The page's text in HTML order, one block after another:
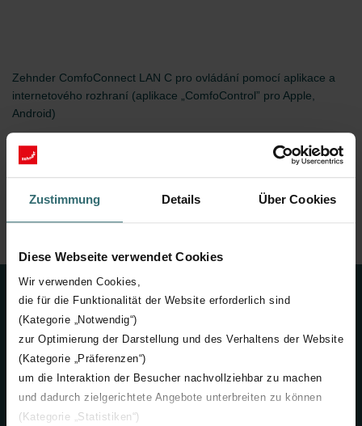
Zustimmung Details Über Cookies
Diese Webseite verwendet Cookies
Wir verwenden Cookies,
die für die Funktionalität der Website erforderlich sind
(Kategorie „Notwendig“)
zur Optimierung der Darstellung und des Verhaltens der Website
(Kategorie „Präferenzen“)
um die Interaktion der Besucher nachvollziehbar zu machen
und dadurch zielgerichtete Angebote unterbreiten zu können
(Kategorie „Statistiken“)
Zehnder ComfoConnect LAN C pro ovládání pomocí aplikace a
internetového rozhraní (aplikace „ComfoControl” pro Apple,
Android)
Komfortní větrání
Ovládání
Zehnder ComfoConnect LAN C
Kontakt
+420 731 414 443
info@zehnder.cz
Neváhejte se na nás obrátit